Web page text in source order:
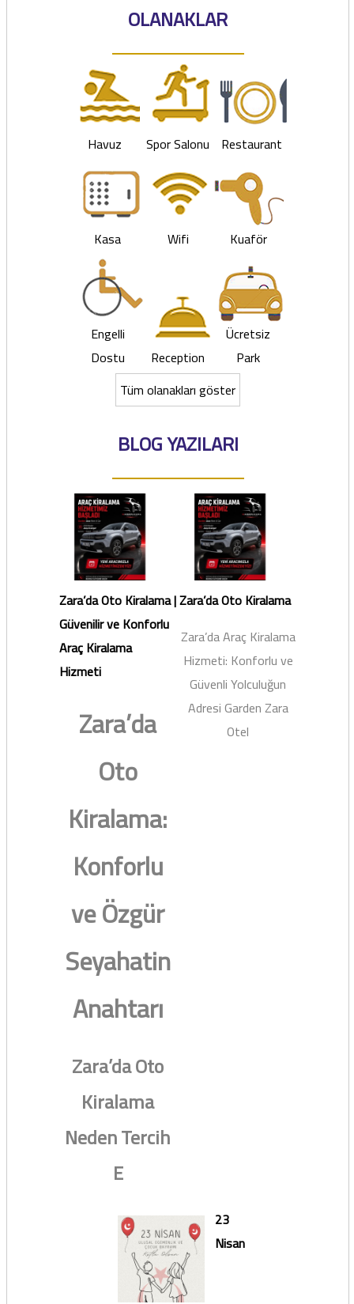
OLANAKLAR
Havuz Spor Salonu Restaurant
Kasa Wifi Kuaför
Engelli
Dostu
Reception
Ücretsiz
Park
Tüm olanakları göster
BLOG YAZILARI
Zara’da Oto Kiralama |
Güvenilir ve Konforlu
Araç Kiralama
Hizmeti
Zara’da
Oto
Kiralama:
Konforlu
ve Özgür
Seyahatin
Anahtarı
Zara’da Oto
Kiralama
Neden Tercih
E
Zara’da Oto Kiralama
Zara’da Araç Kiralama
Hizmeti: Konforlu ve
Güvenli Yolculuğun
Adresi Garden Zara
Otel
23
Nisan